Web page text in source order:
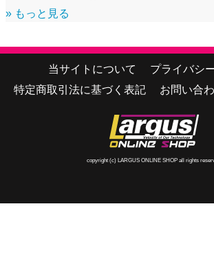
» もっと見る
当サイトについて
プライバシ
特定商取引法に基づく表記
お問い合
copyright (c) LARGUS ONLINE SHOP all rights